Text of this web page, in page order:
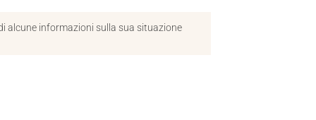
alcune informazioni sulla sua situazione